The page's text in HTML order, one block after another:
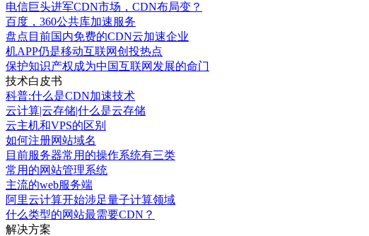
电信巨头进军CDN市场，CDN布局变？
百度，360公共库加速服务
盘点目前国内免费的CDN云加速企业
机APP仍是移动互联网创投热点
保护知识产权成为中国互联网发展的命门
技术白皮书
科普:什么是CDN加速技术
云计算|云存储|什么是云存储
云主机和VPS的区别
如何注册网站域名
目前服务器常用的操作系统有三类
常用的网站管理系统
主流的web服务端
阿里云计算开始涉足量子计算领域
什么类型的网站最需要CDN？
解决方案